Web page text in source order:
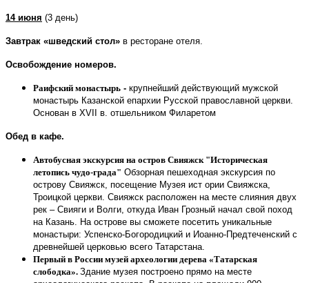
14 июня (3 день)
Завтрак «шведский стол» в ресторане отеля.
Освобождение номеров.
Раифский монастырь - крупнейший действующий мужской
монастырь Казанской епархии Русской православной церкви.
Основан в XVII в. отшельником Филаретом
Обед в кафе.
Автобусная экскурсия на остров Свияжск "Историческая
летопись чудо-града" Обзорная пешеходная экскурсия по
острову Свияжск, посещение Музея ист ории Свияжска,
Троицкой церкви. Свияжск расположен на месте слияния двух
рек – Свияги и Волги, откуда Иван Грозный начал свой поход
на Казань. На острове вы сможете посетить уникальные
монастыри: Успенско-Богородицкий и Иоанно-Предтеченский с
древнейшей церковью всего Татарстана.
Первый в России музей археологии дерева «Татарская
слободка». Здание музея построено прямо на месте